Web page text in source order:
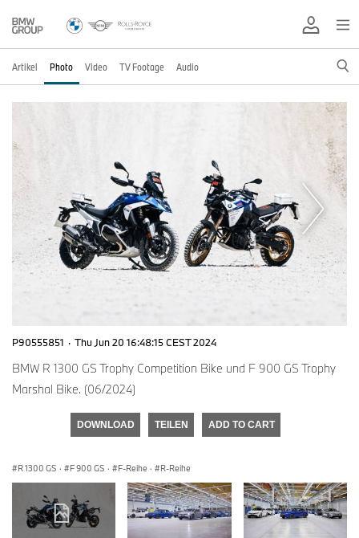
Artikel Photo Video TV Footage Audio
P90555851 · Thu Jun 20 16:48:15 CEST 2024
BMW R 1300 GS Trophy Competition Bike und F 900 GS Trophy
Marshal Bike. (06/2024)
DOWNLOAD TEILEN ADD TO CART
R 1300 GS · F 900 GS · F-Reihe · R-Reihe